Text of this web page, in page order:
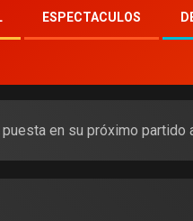
ESPECTACULOS
en su próximo partido